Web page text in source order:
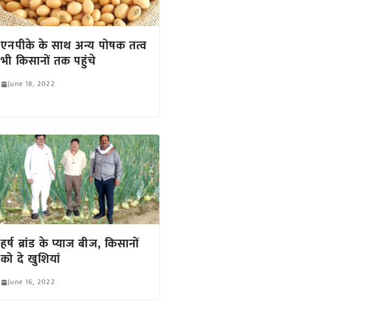
एनपीके के साथ अन्य पोषक तत्व
भी किसानों तक पहुंचे
June 18, 2022
हर्ष ब्रांड के प्याज बीज, किसानों
को दे खुशियां
June 16, 2022